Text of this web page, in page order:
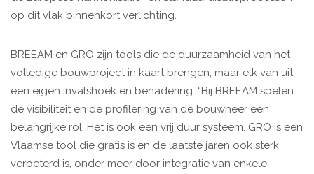
op dit vlak binnenkort verlichting.
BREEAM en GRO zijn tools die de duurzaamheid van het
volledige bouwproject in kaart brengen, maar elk van uit
een eigen invalshoek en benadering. “Bij BREEAM spelen
de visibiliteit en de profilering van de bouwheer een
belangrijke rol. Het is ook een vrij duur systeem. GRO is een
Vlaamse tool die gratis is en de laatste jaren ook sterk
verbeterd is, onder meer door integratie van enkele